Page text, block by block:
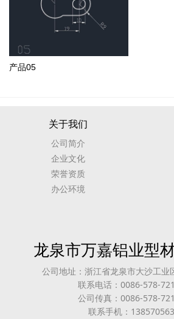
产品05
关于我们
公司简介
企业文化
荣誉资质
办公环境
龙泉市万嘉铝业型
公司地址：浙江省龙泉市大沙工业
联系电话：0086-578-
公司传真：0086-578-
联系手机：